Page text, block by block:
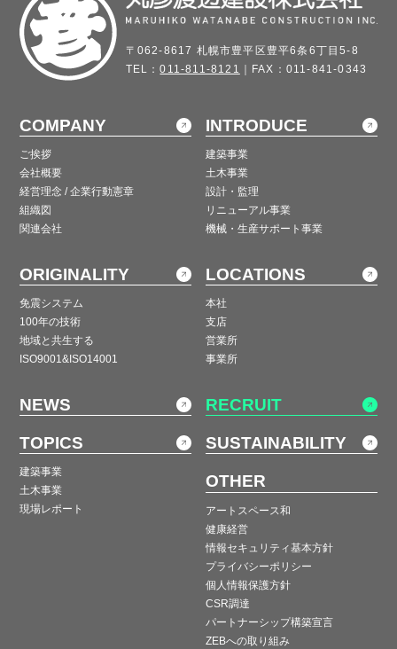
〒062-8617 札幌市豊平区豊平6条6丁目5-8
TEL：011-811-8121 ｜FAX：011-841-0343
COMPANY
ご挨拶
会社概要
経営理念 / 企業行動憲章
組織図
関連会社
INTRODUCE
建築事業
土木事業
設計・監理
リニューアル事業
機械・生産サポート事業
ORIGINALITY
免震システム
100年の技術
地域と共生する
ISO9001&ISO14001
LOCATIONS
本社
支店
営業所
事業所
NEWS
TOPICS
建築事業
土木事業
現場レポート
RECRUIT
SUSTAINABILITY
OTHER
アートスペース和
健康経営
情報セキュリティ基本方針
プライバシーポリシー
個人情報保護方針
CSR調達
パートナーシップ構築宣言
ZEBへの取り組み